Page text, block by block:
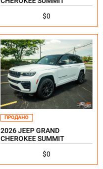
$0
ПРОДАНО
2026 JEEP GRAND
CHEROKEE SUMMIT
$0